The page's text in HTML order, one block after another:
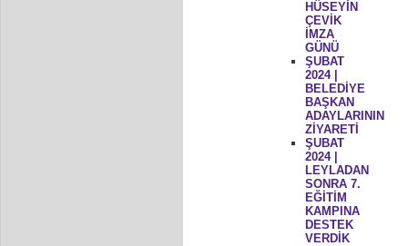
HÜSEYİN
ÇEVİK
İMZA
GÜNÜ
ŞUBAT
2024 |
BELEDİYE
BAŞKAN
ADAYLARININ
ZİYARETİ
ŞUBAT
2024 |
LEYLADAN
SONRA 7.
EĞİTİM
KAMPINA
DESTEK
VERDİK